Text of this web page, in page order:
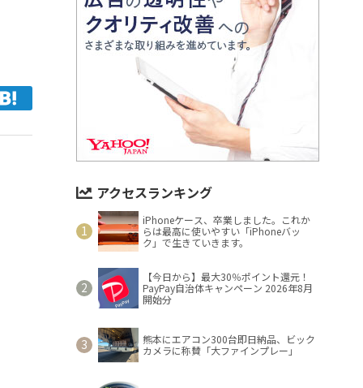
アクセスランキング
iPhoneケース、卒業しました。これか
らは最高に使いやすい「iPhoneバッ
ク」で生きていきます。
【今日から】最大30％ポイント還元！
PayPay自治体キャンペーン 2026年8月
開始分
熊本にエアコン300台即日納品、ビック
カメラに称賛「大ファインプレー」